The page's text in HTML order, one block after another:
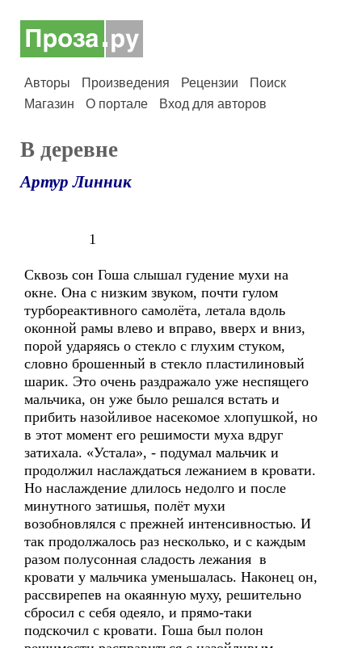
Авторы Произведения Рецензии
Поиск
Магазин
О портале Вход для авторов
В деревне
Артур Линник
1
Сквозь сон Гоша слышал гудение мухи на
окне. Она с низким звуком, почти гулом
турбореактивного самолёта, летала вдоль
оконной рамы влево и вправо, вверх и вниз,
порой ударяясь о стекло с глухим стуком,
словно брошенный в стекло пластилиновый
шарик. Это очень раздражало уже неспящего
мальчика, он уже было решался встать и
прибить назойливое насекомое хлопушкой, но
в этот момент его решимости муха вдруг
затихала. «Устала», - подумал мальчик и
продолжил наслаждаться лежанием в кровати.
Но наслаждение длилось недолго и после
минутного затишья, полёт мухи
возобновлялся с прежней интенсивностью. И
так продолжалось раз несколько, и с каждым
разом полусонная сладость лежания в
кровати у мальчика уменьшалась. Наконец он,
рассвирепев на окаянную муху, решительно
сбросил с себя одеяло, и прямо-таки
подскочил с кровати. Гоша был полон